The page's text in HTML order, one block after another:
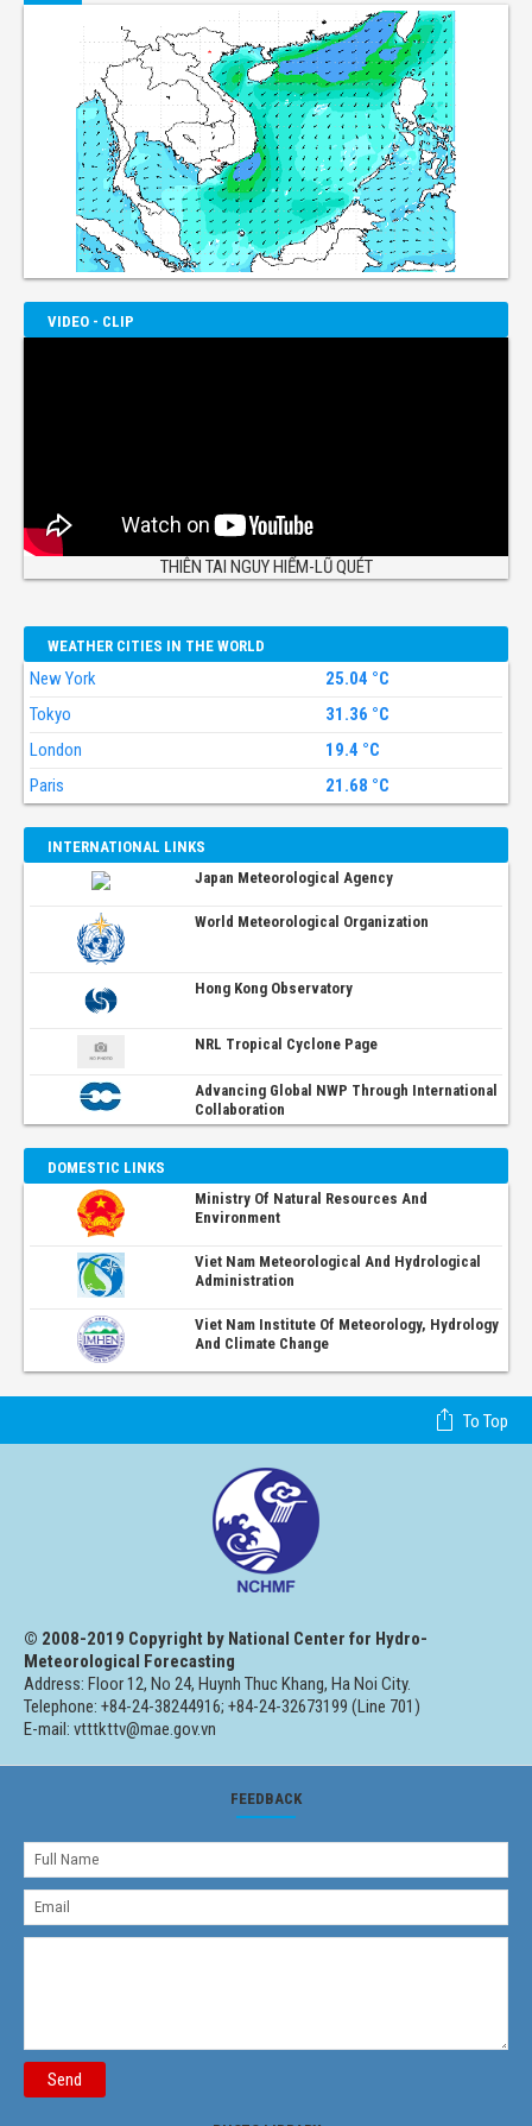
VIDEO - CLIP
THIÊN TAI NGUY HIỂM-LŨ QUÉT
WEATHER CITIES IN THE WORLD
New York
25.04 °C
Tokyo
31.36 °C
London
19.4 °C
Paris
21.68 °C
INTERNATIONAL LINKS
Japan Meteorological Agency
World Meteorological Organization
Hong Kong Observatory
NRL Tropical Cyclone Page
Advancing Global NWP Through International
Collaboration
DOMESTIC LINKS
Ministry Of Natural Resources And
Environment
Viet Nam Meteorological And Hydrological
Administration
Viet Nam Institute Of Meteorology, Hydrology
And Climate Change
To Top
© 2008-2019 Copyright by National Center for Hydro-
Meteorological Forecasting
Address: Floor 12, No 24, Huynh Thuc Khang, Ha Noi City.
Telephone: +84-24-38244916; +84-24-32673199 (Line 701)
E-mail: vtttkttv@mae.gov.vn
FEEDBACK
Send